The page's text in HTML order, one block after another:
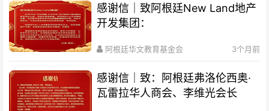
感谢信｜致阿根廷New Land地产
开发集团：
阿根廷华文教育基金会 3个月前
感谢信｜致：阿根廷弗洛伦西奥·
瓦雷拉华人商会、李维光会长